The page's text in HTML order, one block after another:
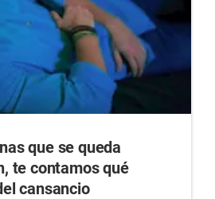
que se queda
te contamos qué
cansancio